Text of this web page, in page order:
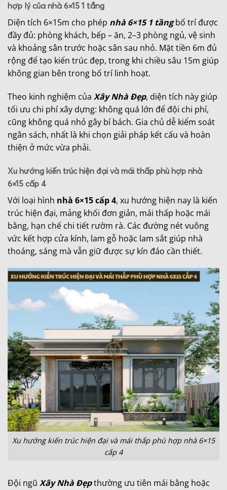
hợp lý của nhà 6×15 1 tầng
Diện tích 6×15m cho phép nhà 6×15 1 tầngbố trí được
đầy đủ: phòng khách, bếp – ăn, 2–3 phòng ngủ, vệ sinh
và khoảng sân trước hoặc sân sau nhỏ. Mặt tiền 6m đủ
rộng để tạo kiến trúc đẹp, trong khi chiều sâu 15m giúp
không gian bên trong bố trí linh hoạt.
Theo kinh nghiệm của Xây Nhà Đẹp, diện tích này giúp
tối ưu chi phí xây dựng: không quá lớn để đội chi phí,
cũng không quá nhỏ gây bí bách. Gia chủ dễ kiểm soát
ngân sách, nhất là khi chọn giải pháp kết cấu và hoàn
thiện ở mức vừa phải.
Xu hướng kiến trúc hiện đại và mái thấp phù hợp nhà
6×15 cấp 4
Với loại hình nhà 6×15 cấp 4, xu hướng hiện nay là kiến
trúc hiện đại, mảng khối đơn giản, mái thấp hoặc mái
bằng, hạn chế chi tiết rườm rà. Các đường nét vuông
vức kết hợp cửa kính, lam gỗ hoặc lam sắt giúp nhà
thoáng, sáng mà vẫn giữ được sự kín đáo cần thiết.
Xu hướng kiến trúc hiện đại và mái thấp phù hợp nhà 6×15
cấp 4
Đội ngũ Xây Nhà Đẹpthường ưu tiên mái bằng hoặc